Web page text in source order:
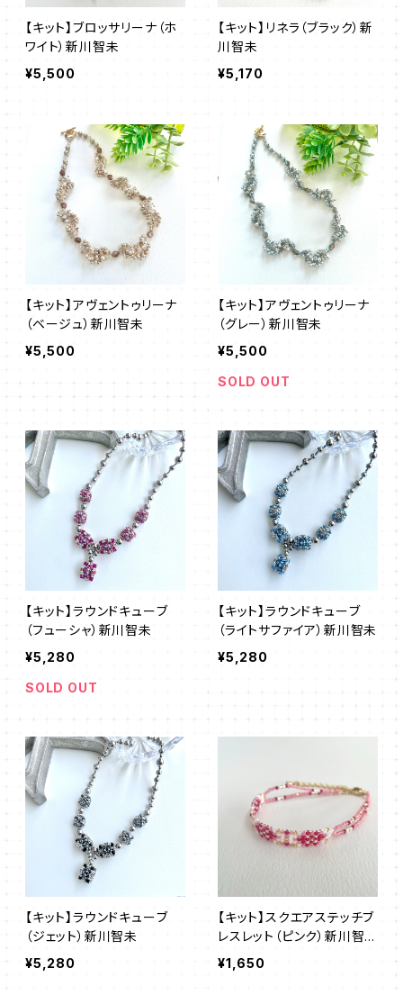
【キット】ブロッサリーナ（ホ
ワイト）新川智未
¥5,500
【キット】リネラ（ブラック）新
川智未
¥5,170
【キット】アヴェントゥリーナ
（ベージュ）新川智未
¥5,500
【キット】アヴェントゥリーナ
（グレー）新川智未
¥5,500
SOLD OUT
【キット】ラウンドキューブ
（フューシャ）新川智未
¥5,280
SOLD OUT
【キット】ラウンドキューブ
（ライトサファイア）新川智未
¥5,280
【キット】ラウンドキューブ
（ジェット）新川智未
¥5,280
【キット】スクエアステッチブ
レスレット（ピンク）新川智
未
¥1,650